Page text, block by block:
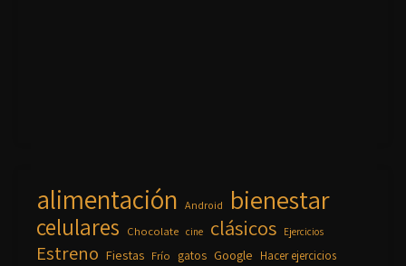
alimentación Android bienestar
celulares Chocolate cine clásicos Ejercicios
Estreno Fiestas Frío gatos Google Hacer ejercicios